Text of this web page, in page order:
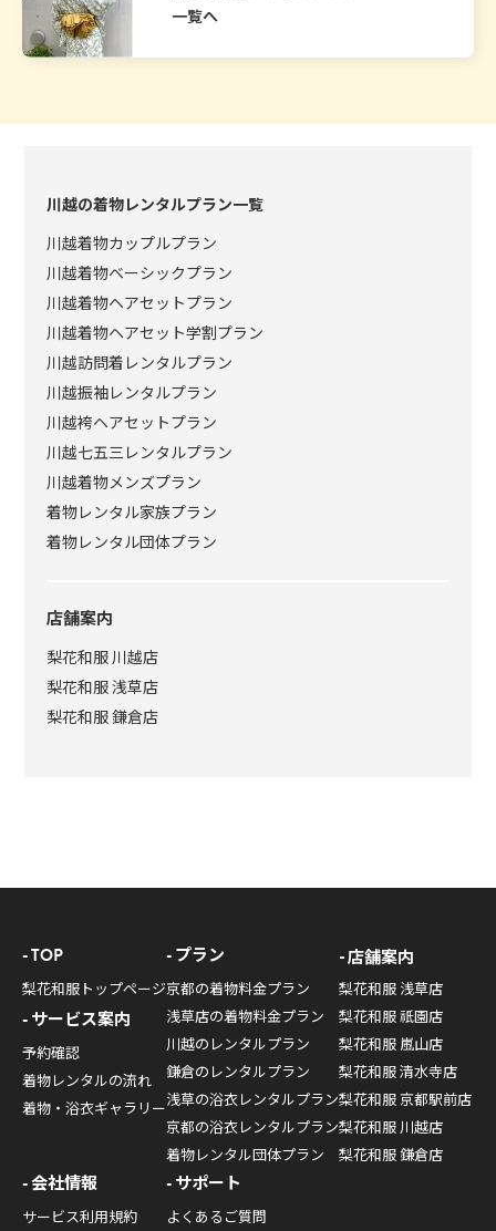
一覧へ
川越の着物レンタルプラン一覧
川越着物カップルプラン
川越着物ベーシックプラン
川越着物ヘアセットプラン
川越着物ヘアセット学割プラン
川越訪問着レンタルプラン
川越振袖レンタルプラン
川越袴ヘアセットプラン
川越七五三レンタルプラン
川越着物メンズプラン
着物レンタル家族プラン
着物レンタル団体プラン
店舗案内
梨花和服 川越店
梨花和服 浅草店
梨花和服 鎌倉店
TOP
梨花和服トップページ
サービス案内
予約確認
着物レンタルの流れ
着物・浴衣ギャラリー
プラン
京都の着物料金プラン
浅草店の着物料金プラン
川越のレンタルプラン
鎌倉のレンタルプラン
浅草の浴衣レンタルプラン
京都の浴衣レンタルプラン
着物レンタル団体プラン
店舗案内
梨花和服 浅草店
梨花和服 祇園店
梨花和服 嵐山店
梨花和服 清水寺店
梨花和服 京都駅前店
梨花和服 川越店
梨花和服 鎌倉店
会社情報
サービス利用規約
サポート
よくあるご質問